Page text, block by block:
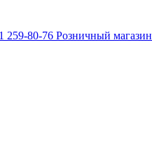
259-80-76 Розничный магазин